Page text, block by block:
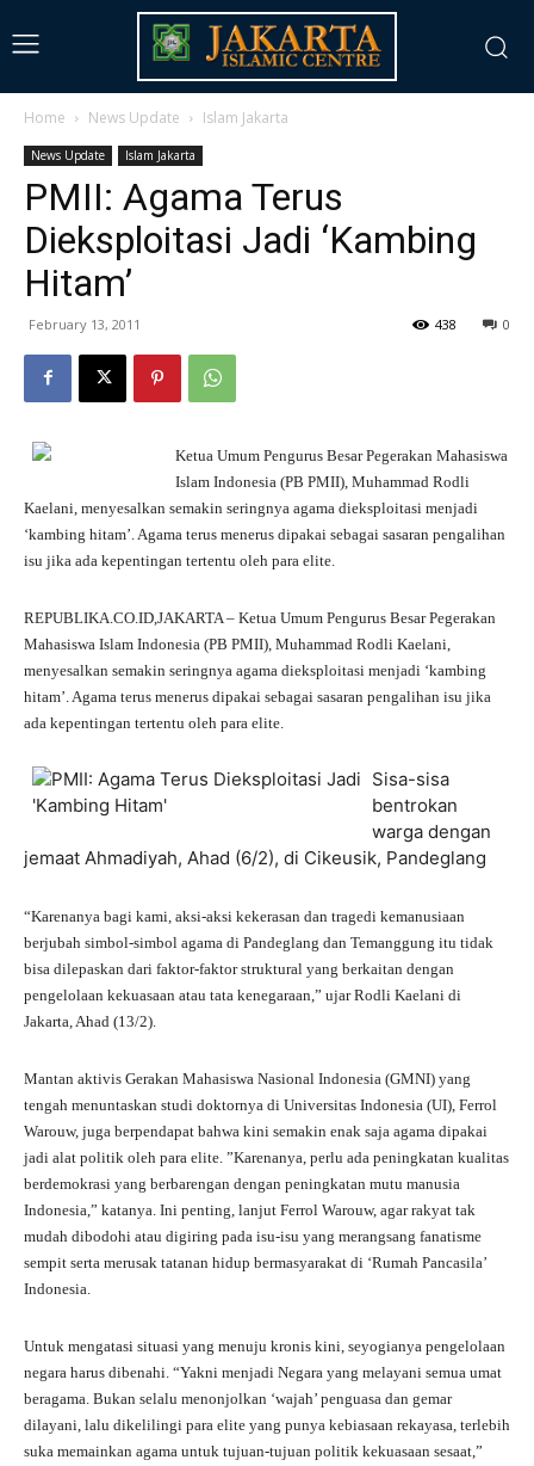
Home News Update Islam Jakarta
News Update Islam Jakarta
PMII: Agama Terus
Dieksploitasi Jadi ‘Kambing
Hitam’
February 13, 2011 0
438
Ketua Umum Pengurus Besar Pegerakan Mahasiswa
Islam Indonesia (PB PMII), Muhammad Rodli
Kaelani, menyesalkan semakin seringnya agama dieksploitasi menjadi
‘kambing hitam’. Agama terus menerus dipakai sebagai sasaran pengalihan
isu jika ada kepentingan tertentu oleh para elite.
REPUBLIKA.CO.ID,JAKARTA – Ketua Umum Pengurus Besar Pegerakan
Mahasiswa Islam Indonesia (PB PMII), Muhammad Rodli Kaelani,
menyesalkan semakin seringnya agama dieksploitasi menjadi ‘kambing
hitam’. Agama terus menerus dipakai sebagai sasaran pengalihan isu jika
ada kepentingan tertentu oleh para elite.
Sisa-sisa
bentrokan
warga dengan
jemaat Ahmadiyah, Ahad (6/2), di Cikeusik, Pandeglang
“Karenanya bagi kami, aksi-aksi kekerasan dan tragedi kemanusiaan
berjubah simbol-simbol agama di Pandeglang dan Temanggung itu tidak
bisa dilepaskan dari faktor-faktor struktural yang berkaitan dengan
pengelolaan kekuasaan atau tata kenegaraan,” ujar Rodli Kaelani di
Jakarta, Ahad (13/2).
Mantan aktivis Gerakan Mahasiswa Nasional Indonesia (GMNI) yang
tengah menuntaskan studi doktornya di Universitas Indonesia (UI), Ferrol
Warouw, juga berpendapat bahwa kini semakin enak saja agama dipakai
jadi alat politik oleh para elite. ”Karenanya, perlu ada peningkatan kualitas
berdemokrasi yang berbarengan dengan peningkatan mutu manusia
Indonesia,” katanya. Ini penting, lanjut Ferrol Warouw, agar rakyat tak
mudah dibodohi atau digiring pada isu-isu yang merangsang fanatisme
sempit serta merusak tatanan hidup bermasyarakat di ‘Rumah Pancasila’
Indonesia.
Untuk mengatasi situasi yang menuju kronis kini, seyogianya pengelolaan
negara harus dibenahi. “Yakni menjadi Negara yang melayani semua umat
beragama. Bukan selalu menonjolkan ‘wajah’ penguasa dan gemar
dilayani, lalu dikelilingi para elite yang punya kebiasaan rekayasa, terlebih
suka memainkan agama untuk tujuan-tujuan politik kekuasaan sesaat,”